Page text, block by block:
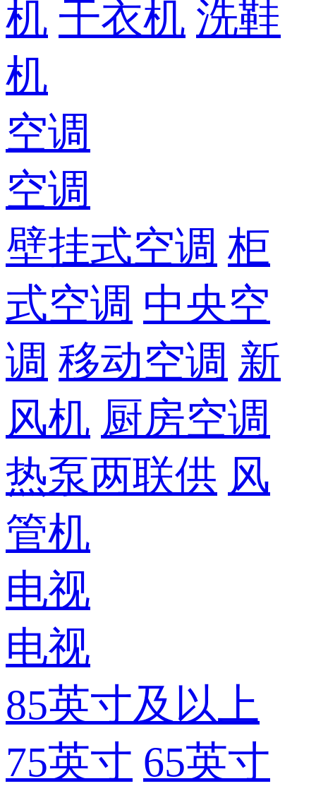
机 干衣机 洗鞋
机
空调
空调
壁挂式空调 柜
式空调 中央空
调 移动空调 新
风机 厨房空调
热泵两联供 风
管机
电视
电视
85英寸及以上
75英寸 65英寸